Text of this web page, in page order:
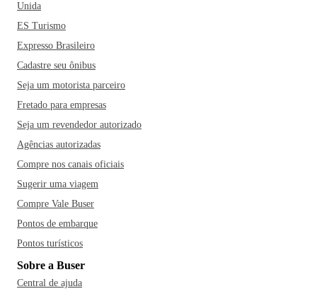
Unida
ES Turismo
Expresso Brasileiro
Cadastre seu ônibus
Seja um motorista parceiro
Fretado para empresas
Seja um revendedor autorizado
Agências autorizadas
Compre nos canais oficiais
Sugerir uma viagem
Compre Vale Buser
Pontos de embarque
Pontos turísticos
Sobre a Buser
Central de ajuda